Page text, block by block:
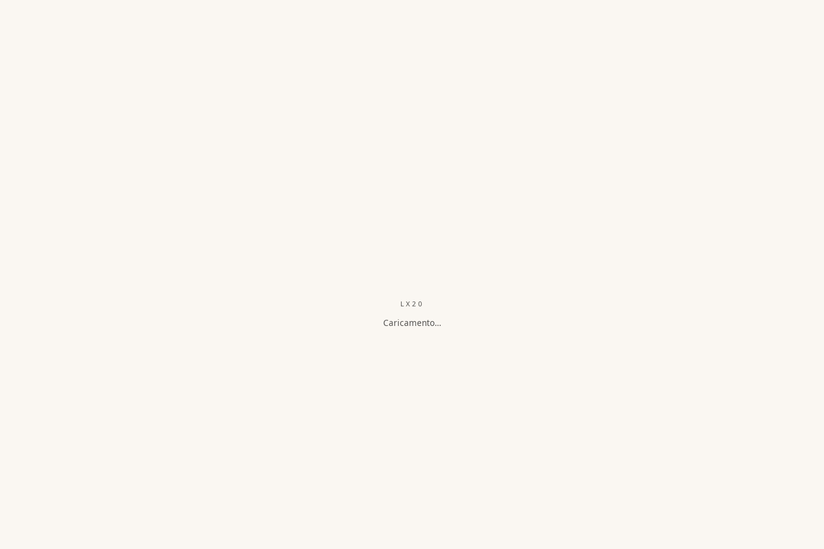
LX20
Caricamento…